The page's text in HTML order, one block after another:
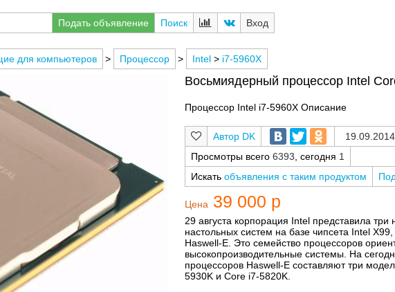
Подать объявление Поиск Вход
для компьютеров > Процессор > Intel> i7-5960X
Восьмиядерный процессор Intel
Процессор Intel i7-5960X Описание
DK
Просмотры всего 6393 , сегодня 1
Искать объявления с таким продуктом
Цена 39 000 р
29 августа корпорация Intel представила
настольных систем на базе чипсета Intel
Haswell-E. Это семейство процессоров
высокопроизводительные системы. На
процессоров Haswell-E составляют три
5930K и Core i7-5820K.